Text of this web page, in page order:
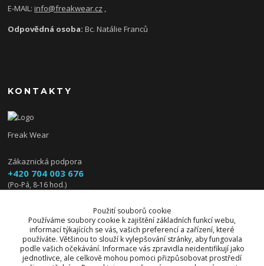
E-MAIL:info@freakwear.cz ,
Odpovědná osoba:Bc. Natálie Franců
KONTAKTY
Freak Wear
Zákaznická podpora
+420 704 003 676
(Po-Pá, 8-16 hod.)
info@freakwear.czPoužití souborů cookie
Používáme soubory cookie k zajištění základních funkcí webu,
informací týkajících se vás, vašich preferencí a zařízení, které
používáte. Většinou to slouží k vylepšování stránky, aby fungovala
podle vašich očekávání. Informace vás zpravidla neidentifikují jako
jednotlivce, ale celkově mohou pomoci přizpůsobovat prostředí